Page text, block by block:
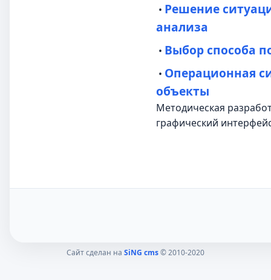
• Решение
анализа
• Выбор способа
• Операционная
объекты
Методическая
графический
Сайт сделан на SiNG cms© 2010-2020